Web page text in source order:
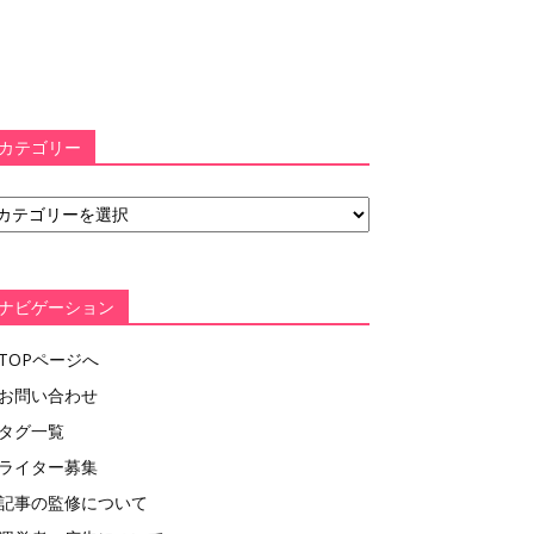
カテゴリー
ビゲーション
TOPページへ
お問い合わせ
タグ一覧
ライター募集
事の監修について